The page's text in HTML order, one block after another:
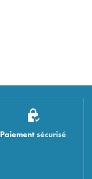
Paiement sécurisé